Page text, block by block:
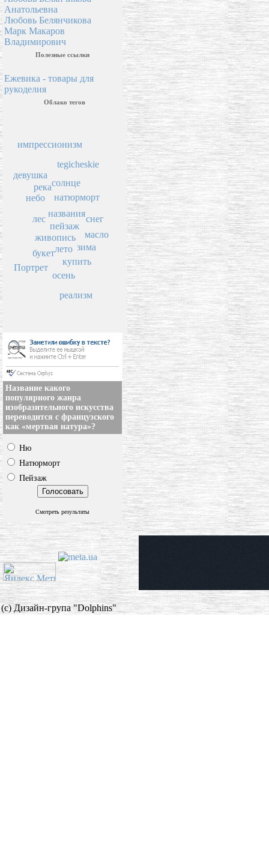
Анатольевна
Любовь Белянчикова
Марк Макаров
Владимирович
Полезные ссылки
Ежевика - товары для
рукоделия
Облако тегов
пейзаж
названия
живопись
лето
натюрморт
купить
солнце
лес
зима
осень
букет
масло
река
снег
tegicheskie
реализм
небо
импрессионизм
Портрет
девушка
Название какого
популярного жанра
изобразительного искусства
переводится с французского
как «мертвая натура»?
Ню
Натюрморт
Пейзаж
Смотреть результаты
(c) Дизайн-група "Dolphins"